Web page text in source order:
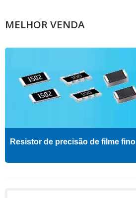
MELHOR VENDA
Resistor de precisão de filme fino